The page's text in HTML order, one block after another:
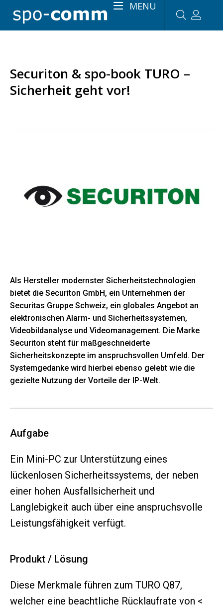
MENU
Securiton & spo-book TURO –
Sicherheit geht vor!
Als Hersteller modernster Sicherheitstechnologien
bietet die Securiton GmbH, ein Unternehmen der
Securitas Gruppe Schweiz, ein globales Angebot an
elektronischen Alarm- und Sicherheitssystemen,
Videobildanalyse und Videomanagement. Die Marke
Securiton steht für maßgeschneiderte
Sicherheitskonzepte im anspruchsvollen Umfeld. Der
Systemgedanke wird hierbei ebenso gelebt wie die
gezielte Nutzung der Vorteile der IP-Welt.
Aufgabe
Ein Mini-PC zur Unterstützung eines
lückenlosen Sicherheitssystems, der neben
einer hohen Ausfallsicherheit und
Langlebigkeit auch über eine anspruchsvolle
Leistungsfähigkeit verfügt.
Produkt / Lösung
Diese Merkmale führen zum TURO Q87,
welcher eine beachtliche Rücklaufrate von <